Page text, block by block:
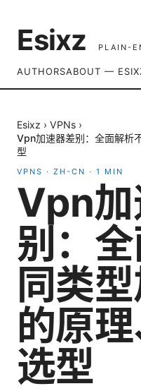
Esixz PLAIN-
AUTHORSABOUT —
Esixz › VPNs ›
Vpn加速器差别：全面解析
型
VPNS · ZH-CN · 1 MIN
Vpn加
别：
同类
的原
选型